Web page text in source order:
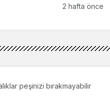
Sancaktepe
2 hafta önce
peşinizi bırakmayabilir